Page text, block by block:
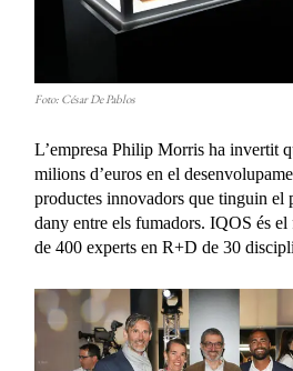
Foto: César De Pablos
L’empresa Philip Morris ha invertit
milions d’euros en el
productes innovadors que tinguin el
dany entre els fumadors. IQOS és
de 400 experts en R+D de 30